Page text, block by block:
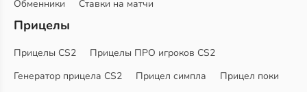
Обменники
Ставки на матчи
Прицелы
Прицелы CS2
Прицелы ПРО игроков CS2
Генератор прицела CS2
Прицел симпла
Прицел поки